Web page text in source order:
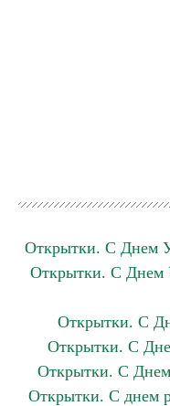
Открытки. С Днем
Открытки. С Днем
Открытки. С
Открытки. С
Открытки. С
Открытки. С днем